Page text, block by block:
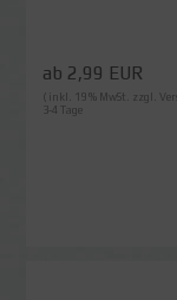
ab 2,99 EUR
( inkl. 19 % MwSt. zzgl.
3-4 Tage